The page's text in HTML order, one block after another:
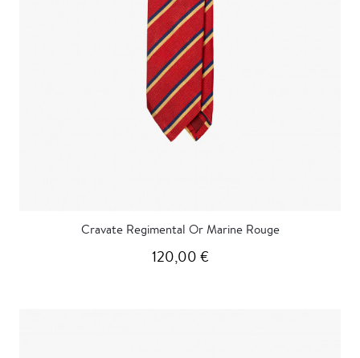
Cravate Regimental Or Marine Rouge
120,00 €